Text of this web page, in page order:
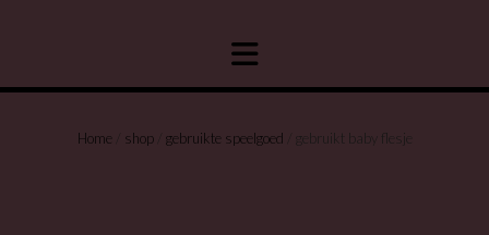
Home shop/ gebruikte speelgoed / gebruikt baby flesje